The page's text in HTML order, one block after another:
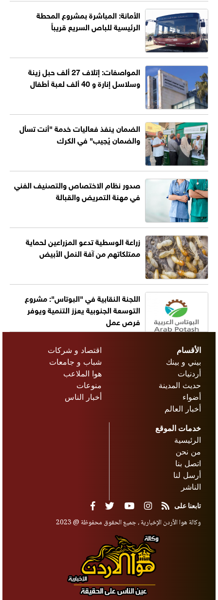
الأمانة: المباشرة بمشروع المحطة
الرئيسية للباص السريع قريباً
المواصفات: إتلاف 27 ألف حبل زينة
وسلاسل إنارة و 40 ألف لعبة أطفال
الضمان ينفذ فعاليات خدمة "أنت تسأل
والضمان يُجيب" في الكرك
صدور نظام الاختصاص والتصنيف الفني
في مهنة التمريض والقبالة
زراعة الوسطية تدعو المزراعين لحماية
ممتلكاتهم من آفة النمل الأبيض
اللجنة النقابية في "البوتاس": مشروع
التوسعة الجنوبية يعزز التنمية ويوفر
فرص عمل
الأقسام
بيني و بينك
أردنيات
حديث المدينة
أضواء
أخبار العالم
اقتصاد و شركات
شباب و جامعات
هوا الملاعب
منوعات
أخبار الناس
خدمات الموقع
الرئيسية
من نحن
اتصل بنا
أرسل لنا
الناشر
تابعنا على
وكالة هوا الأردن الإخبارية ، جميع الحقوق محفوظة @ 2023